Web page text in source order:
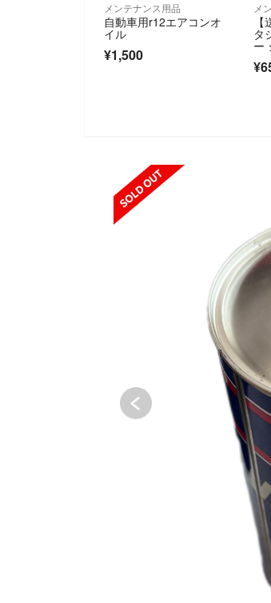
メンテナンス用品
自動車用r12エアコンオ
イル
¥1,500
メ
タ
ー
ー